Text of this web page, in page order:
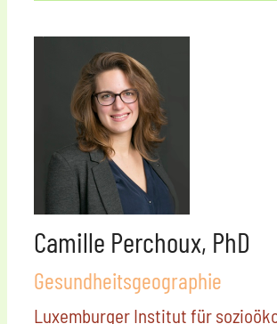
Camille Perchoux, PhD
Gesundheitsgeographie
Luxemburger Institut für